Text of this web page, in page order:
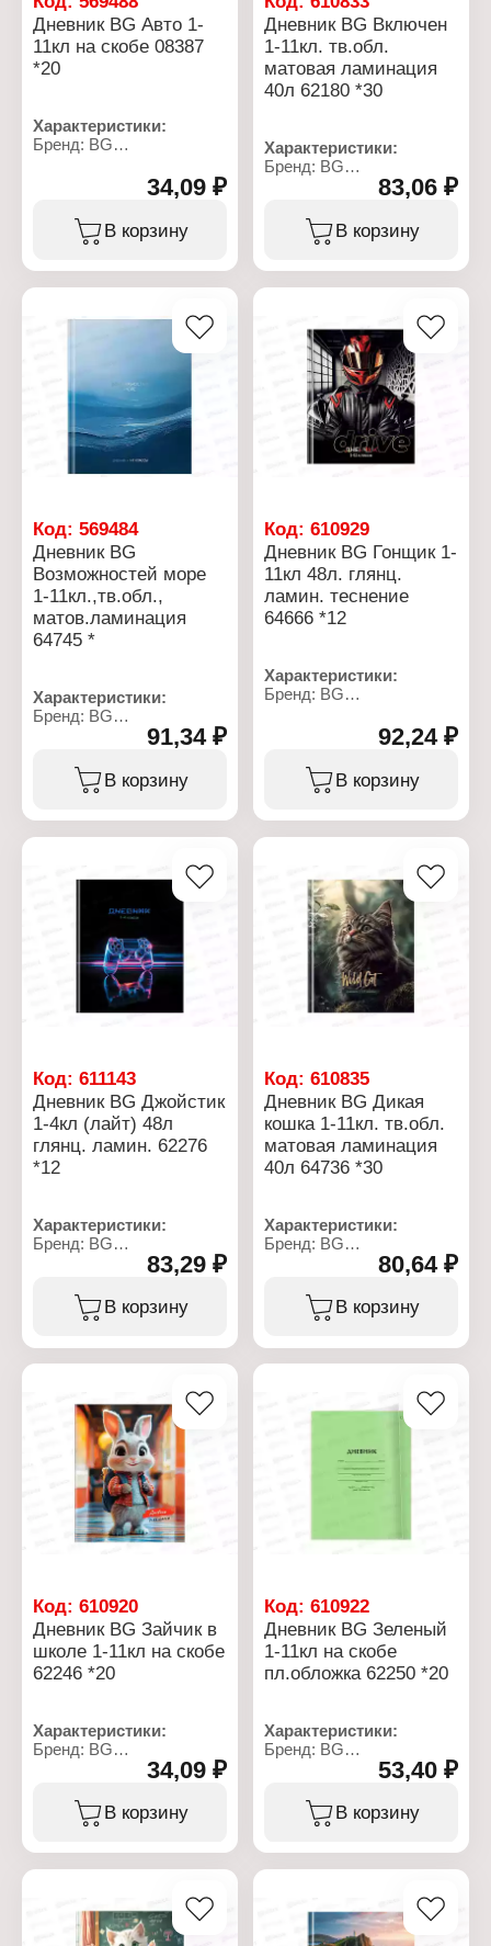
глянцевая ламинация
Дневник BG Авто 1-
11кл на скобе 08387
*20
Характеристики:
Бренд: BG
Тип товара: Дневник
Тип скрепления: скоба
Тип обложки: мягкая
Количество листов: 40 л
Плотность бумаги: 60 г/
Вариация: 1-11 класс
Белизна бумаги, %: 100
Цвет печати: в 1 краску
(чёрный цвет)
Количество уроков в
день: 8
Эффект обложки: ВД-лак
34,09 ₽
В корзину
Дневник BG Включен
1-11кл. тв.обл.
матовая ламинация
40л 62180 *30
Характеристики:
Бренд: BG
Артикул: 386508
Тип товара: Дневник
Дизайн: "Включен"
Тип скрепления: сшивка
Количество листов: 40 л
Формат: А5
Плотность бумаги: 60 г/
Вариация: 1-11 класс
Белизна бумаги, %: 100
Цвет печати: в 1 краску
(чёрный цвет)
Эффект обложки:
глянцевая ламинация
83,06 ₽
В корзину
Код: 569484
Дневник BG
Возможностей море
1-11кл.,тв.обл.,
матов.ламинация
64745 *
Характеристики:
Бренд: BG
Артикул: 376847
Тип товара: Дневник
Дизайн: "Возможностей
Количество листов: 40 л
Формат: А5
Плотность бумаги: 60-65
Вариация: 1-11 класс
Белизна бумаги, %: 100
Цвет печати: в 1 краску
(чёрный цвет)
Количество уроков в
матовая ламинация
91,34 ₽
В корзину
Код:610929
Дневник BG Гонщик 1-
11кл 48л. глянц.
ламин. теснение
64666 *12
Характеристики:
Бренд: BG
Тип товара: Дневник
Дизайн: "Гонщик"
Тип скрепления: сшивка
Материал обложки:
Тип обложки: твердая
обложка
Количество листов: 48 л
Формат: А5
Плотность бумаги: 60 г/
Вариация: 1-11 класс
Белизна бумаги, %: 100
Цвет печати: в 1 краску
(чёрный цвет)
Количество уроков в
тиснение фольгой
92,24 ₽
В корзину
Код: 611143
Дневник BG Джойстик
1-4кл (лайт) 48л
глянц. ламин. 62276
*12
Характеристики:
Бренд: BG
Артикул: 386418
Тип товара: Дневник
Дизайн: "Джойстик"
Тип скрепления: сшивка
Количество листов: 48 л
Формат: А5
Плотность бумаги: 60 г/
Вариация: 1-4 класс
Белизна бумаги, %: 100
Цвет печати: в 1 краску
(чёрный цвет)
Количество уроков в
глянцевая ламинация
83,29 ₽
В корзину
Код:610835
Дневник BG Дикая
кошка 1-11кл. тв.обл.
матовая ламинация
40л 64736 *30
Характеристики:
Бренд: BG
Артикул: 376838
Тип товара: Дневник
Дизайн: "Дикая кошка"
Тип скрепления: сшивка
Количество листов: 40 л
Плотность бумаги: 60-65
Вариация: 1-11 класс
(чёрный цвет)
Эффект обложки:
матовая ламинация
80,64 ₽
В корзину
Код: 610920
Дневник BG Зайчик в
школе 1-11кл на скобе
62246 *20
Характеристики:
Бренд: BG
Артикул: 386475
Тип товара: Дневник
Дизайн: "Зайчик в школе"
Тип скрепления: на скобе
Количество листов: 40 л
Формат: А5
Плотность бумаги: 60 г/
34,09 ₽
В корзину
Код:610922
Дневник BG Зеленый
1-11кл на скобе
пл.обложка 62250 *20
Характеристики:
Бренд: BG
Артикул: 386535
Тип товара: Дневник
Дизайн: "Зеленый"
Тип скрепления: на скобе
Количество листов: 48 л
Формат: А5
Плотность бумаги: 60 г/
53,40 ₽
В корзину